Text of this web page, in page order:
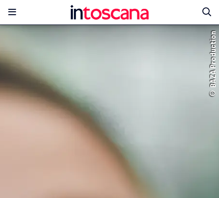
© BAZA Production